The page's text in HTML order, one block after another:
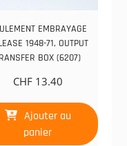
EMBRAYAGE
1948-71, OUTPUT
BOX (6207)
CHF13.40
Ajouter au
panier